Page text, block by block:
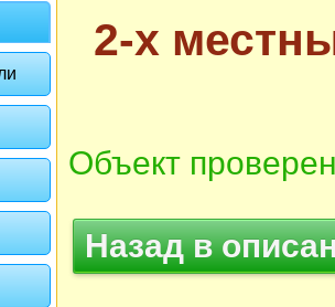
2-х
Объект
Назад в